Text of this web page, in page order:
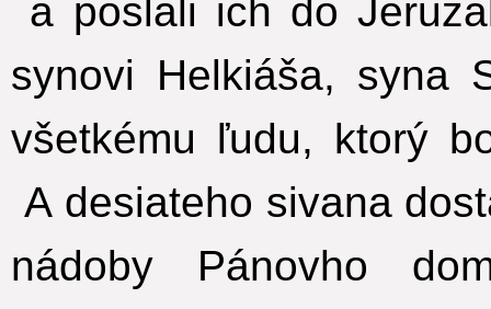
a poslali ich do
synovi Helkiáša, syna
všetkému ľudu, ktorý
A desiateho sivana
nádoby Pánovho